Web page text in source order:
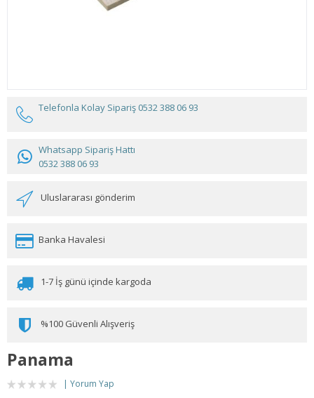
Telefonla Kolay Sipariş 0532 388 06 93
Whatsapp Sipariş Hattı
0532 388 06 93
Uluslararası gönderim
Banka Havalesi
1-7 İş günü içinde kargoda
%100 Güvenli Alışveriş
Panama
Yorum Yap